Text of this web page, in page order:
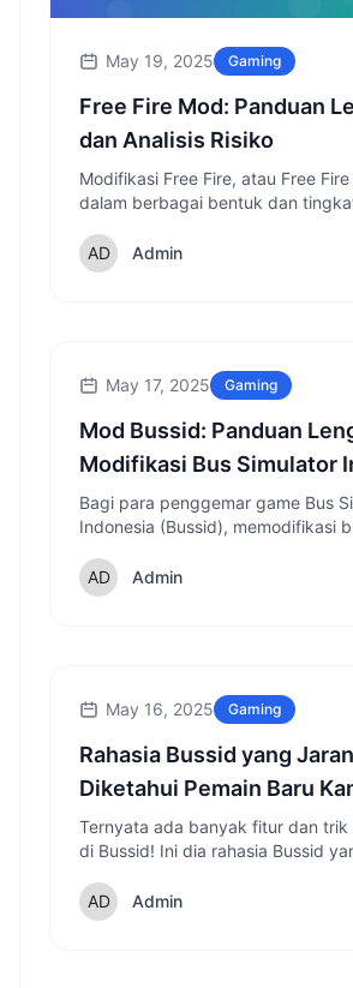
May 19, 2025 Gaming
Free Fire Mod: Panduan
dan Analisis Risiko
Modifikasi Free Fire, atau Free
dalam berbagai bentuk dan
tampilan visual, seperti skin senjata
karakter yang unik.
Admin
May 17, 2025 Gaming
Mod Bussid: Panduan
Modifikasi Bus Simulator
Bagi para penggemar game Bus
Indonesia (Bussid), memodifikasi
menyenangkan dan menantang
Admin
May 16, 2025 Gaming
Rahasia Bussid yang
Diketahui Pemain Baru
Coba!
Ternyata ada banyak fitur dan trik
di Bussid! Ini dia rahasia Bussid
Admin